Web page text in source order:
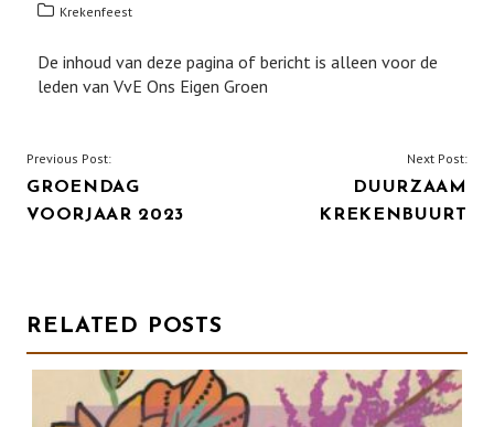
Krekenfeest
De inhoud van deze pagina of bericht is alleen voor de
leden van VvE Ons Eigen Groen
BERICHT
NAVIGATIE
Previous Post:
GROENDAG
VOORJAAR 2023
Next Post:
DUURZAAM
KREKENBUURT
RELATED POSTS